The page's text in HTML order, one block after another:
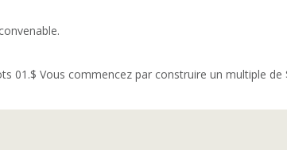
01.$ Vous commencez par construire un multiple de